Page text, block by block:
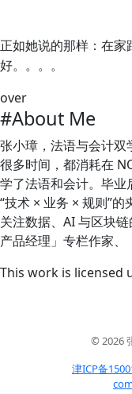
正如她说的那样： 在家
好。。。。
over
#About Me
张小璋，法语与会计双
很多时间，都消耗在
学了法语和会计。毕
“技术 × 业务 × 规则”
关注数据、AI 与区块
产品经理」专栏作家、
This work is licensed
© 2026
津ICP备